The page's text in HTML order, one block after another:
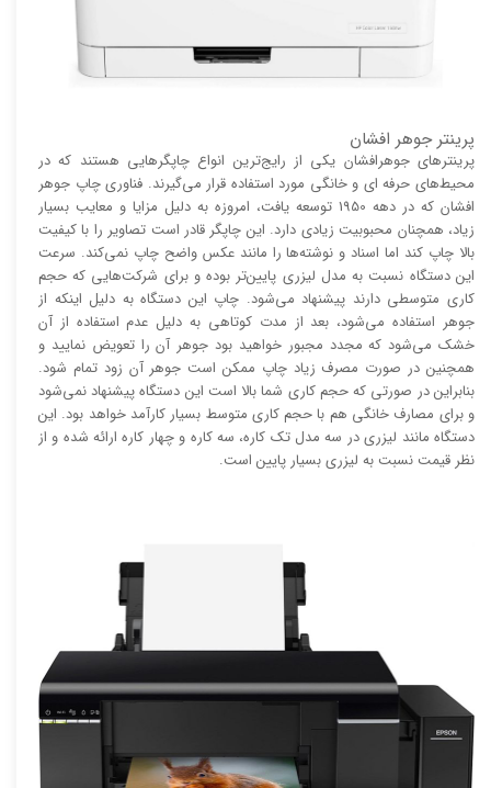
پرینتر جوهر افشان
پرینتر‌های جوهرافشان یکی از رایج‌ترین انواع چاپگر‌هایی هستند که در
محیط‌های حرفه ای و خانگی مورد استفاده قرار می‌گیرند. فناوری چاپ جوهر
افشان که در دهه 1950 توسعه یافت، امروزه به دلیل مزایا و معایب بسیار
زیاد، همچنان محبوبیت زیادی دارد. این چاپگر قادر است تصاویر را با کیفیت
بالا چاپ کند اما اسناد و نوشته‌ها را مانند عکس واضح چاپ نمی‌کند. سرعت
این دستگاه نسبت به مدل لیزری پایین‌تر بوده و برای شرکت‌هایی که حجم
کاری متوسطی دارند پیشنهاد می‌شود. چاپ این دستگاه به دلیل اینکه از
جوهر استفاده می‌شود، بعد از مدت کوتاهی به دلیل عدم استفاده از آن
خشک می‌شود که مجدد مجبور خواهید بود جوهر آن را تعویض نمایید و
همچنین در صورت مصرف زیاد چاپ ممکن است جوهر آن زود تمام شود.
بنابراین در صورتی که حجم کاری شما بالا است این دستگاه پیشنهاد نمی‌شود
و برای مصارف خانگی هم با حجم کاری متوسط بسیار کارآمد خواهد بود. این
دستگاه مانند لیزری در سه مدل تک کاره، سه کاره و چهار کاره ارائه شده و از
نظر قیمت نسبت به لیزری بسیار پایین است.